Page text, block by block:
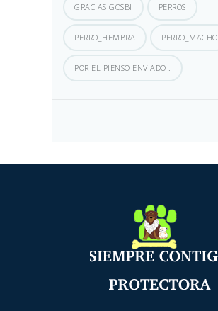
GRACIAS GOSBI PERROS
PERRO_HEMBRA PERRO_MACHO
POR EL PIENSO ENVIADO .